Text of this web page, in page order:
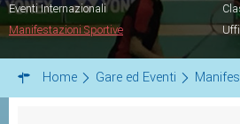
Eventi Internazionali
Manifestazioni Sportive
Home Gare ed Eventi